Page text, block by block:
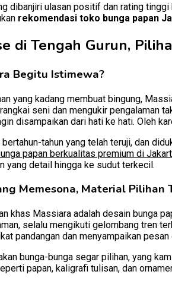
dibanjiri ulasan positif dan rating
rekomendasi toko bunga papan
di Tengah Gurun,
Begitu Istimewa?
yang kadang membuat bingung,
seni dan mengukir pengalaman
disampaikan dari hati ke hati. Oleh
tahun yang telah teruji, dan
papan berkualitas premium di
yang detail hingga ke sudut terkecil.
Memesona, Material Pilihan
khas Massiara adalah desain bunga
selalu mengikuti gelombang tren
pandangan dan menyampaikan
bunga-bunga segar pilihan, yang
papan, kaligrafi tulisan, dan